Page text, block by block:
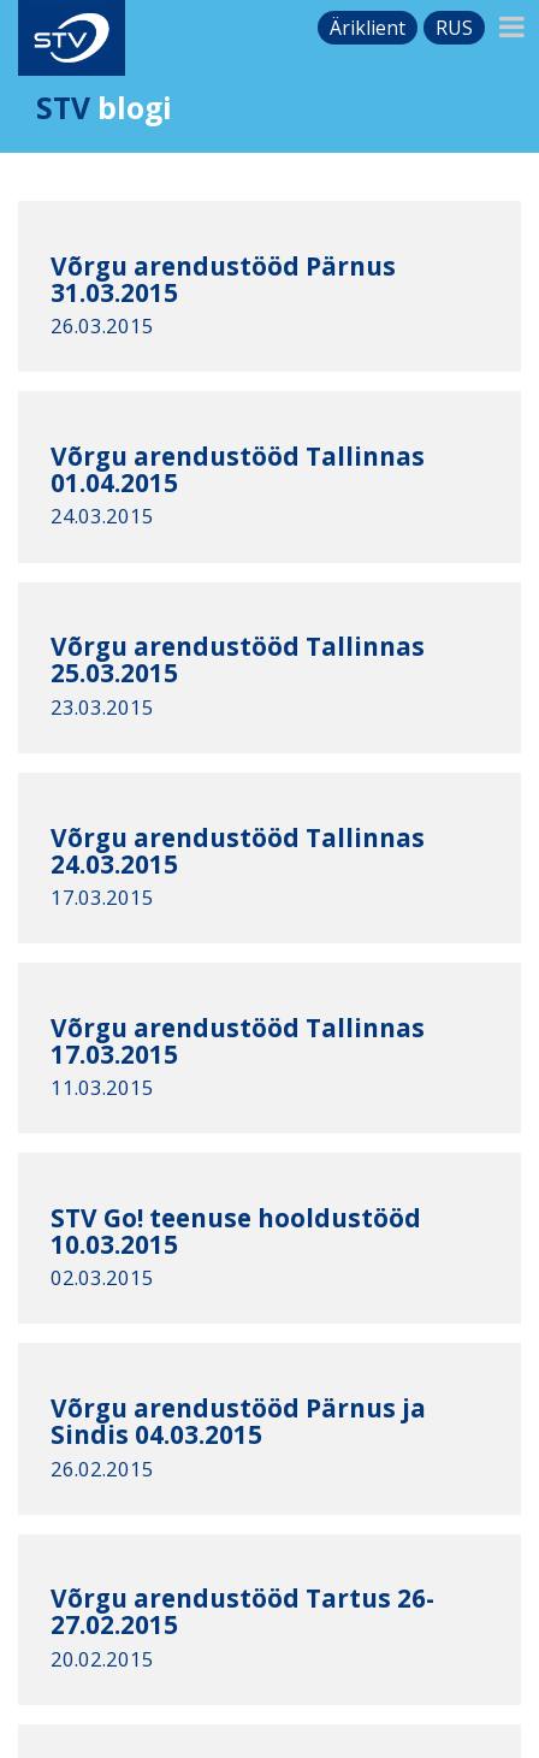
Äriklient RUS
STV blogi
Võrgu arendustööd Pärnus
31.03.2015
26.03.2015
Võrgu arendustööd Tallinnas
01.04.2015
24.03.2015
Võrgu arendustööd Tallinnas
25.03.2015
23.03.2015
Võrgu arendustööd Tallinnas
24.03.2015
17.03.2015
Võrgu arendustööd Tallinnas
17.03.2015
11.03.2015
STV Go! teenuse hooldustööd
10.03.2015
02.03.2015
Võrgu arendustööd Pärnus ja
Sindis 04.03.2015
26.02.2015
Võrgu arendustööd Tartus 26-
27.02.2015
20.02.2015